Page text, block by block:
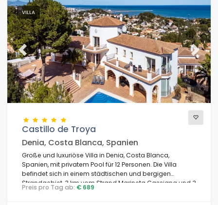
VILLA
Previous Next
Castillo de Troya
Denia, Costa Blanca, Spanien
Große und luxuriöse Villa in Denia, Costa Blanca,
Spanien, mit privatem Pool für 12 Personen. Die Villa
befindet sich in einem städtischen und bergigen
Strandgebiet, 3 km vom Strand Marineta Cassiana und 3
km vom Stadtzentrum Denias entfernt.
Preis pro Tag ab: € 689